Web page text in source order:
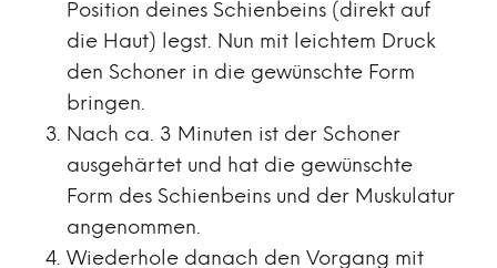
Position deines Schienbeins (direkt auf
die Haut) legst. Nun mit leichtem Druck
den Schoner in die gewünschte Form
bringen.
Nach ca. 3 Minuten ist der Schoner
ausgehärtet und hat die gewünschte
Form des Schienbeins und der Muskulatur
angenommen.
Wiederhole danach den Vorgang mit